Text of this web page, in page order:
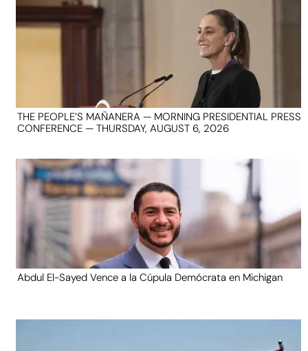
THE PEOPLE’S MAÑANERA — MORNING PRESIDENTIAL PRESS
CONFERENCE — THURSDAY, AUGUST 6, 2026
Abdul El-Sayed Vence a la Cúpula Demócrata en Michigan